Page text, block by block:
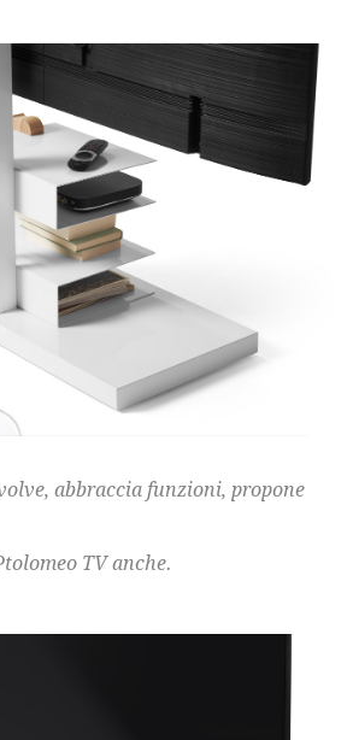
abbraccia funzioni, propone
TV anche.